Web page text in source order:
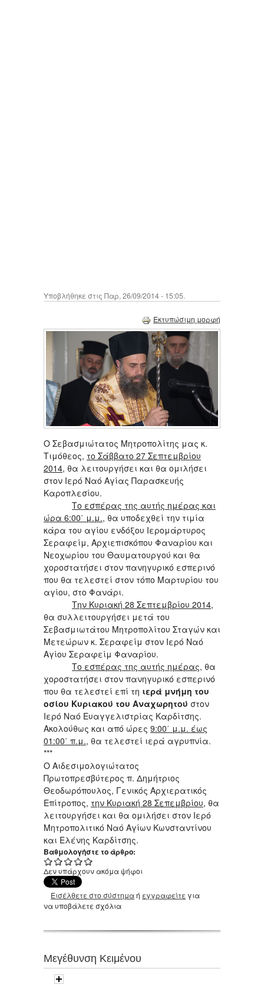
Υποβλήθηκε στις Παρ, 26/09/2014 - 15:05.
Εκτυπώσιμη μορφή
Ο Σεβασμιώτατος Μητροπολίτης μας κ.
Τιμόθεος, το Σάββατο 27 Σεπτεμβρίου
2014, θα λειτουργήσει και θα ομιλήσει
στον Ιερό Ναό Αγίας Παρασκευής
Καροπλεσίου.
Το εσπέρας της αυτής ημέρας και
ώρα 6:00΄ μ.μ., θα υποδεχθεί την τιμία
κάρα του αγίου ενδόξου Ιερομάρτυρος
Σεραφείμ, Αρχιεπισκόπου Φαναρίου και
Νεοχωρίου του Θαυματουργού και θα
χοροστατήσει στον πανηγυρικό εσπερινό
που θα τελεστεί στον τόπο Μαρτυρίου του
αγίου, στο Φανάρι.
Την Κυριακή 28 Σεπτεμβρίου 2014,
θα συλλειτουργήσει μετά του
Σεβασμιωτάτου Μητροπολίτου Σταγών και
Μετεώρων κ. Σεραφείμ στον Ιερό Ναό
Αγίου Σεραφείμ Φαναρίου.
Το εσπέρας της αυτής ημέρας, θα
χοροστατήσει στον πανηγυρικό εσπερινό
που θα τελεστεί επί τη ιερά μνήμη του
οσίου Κυριακού του Αναχωρητού στον
Ιερό Ναό Ευαγγελιστρίας Καρδίτσης.
Ακολούθως και από ώρες 9:00΄ μ.μ. έως
01:00΄ π.μ., θα τελεστεί ιερά αγρυπνία.
***
Ο Αιδεσιμολογιώτατος
Πρωτοπρεσβύτερος π. Δημήτριος
Θεοδωρόπουλος, Γενικός Αρχιερατικός
Επίτροπος, την Κυριακή 28 Σεπεμβρίου, θα
λειτουργήσει και θα ομιλήσει στον Ιερό
Μητροπολιτικό Ναό Αγίων Κωνσταντίνου
και Ελένης Καρδίτσης.
Βαθμολογήστε το άρθρο:
Δεν υπάρχουν ακόμα ψήφοι
Εισέλθετε στο σύστημαή εγγραφείτε για
να υποβάλετε σχόλια
Μεγέθυνση Κειμένου